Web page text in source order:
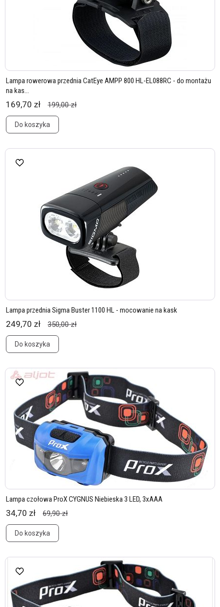
Lampa rowerowa przednia CatEye AMPP 800 HL-EL088RC - do montażu
na kas...
169,70 zł 199,00 zł
Do koszyka
Lampa przednia Sigma Buster 1100 HL - mocowanie na kask
249,70 zł 350,00 zł
Do koszyka
Lampa czołowa ProX CYGNUS Niebieska 3 LED, 3xAAA
34,70 zł 69,90 zł
Do koszyka